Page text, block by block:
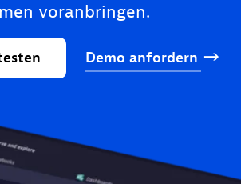
voranbringen.
Demo anfordern